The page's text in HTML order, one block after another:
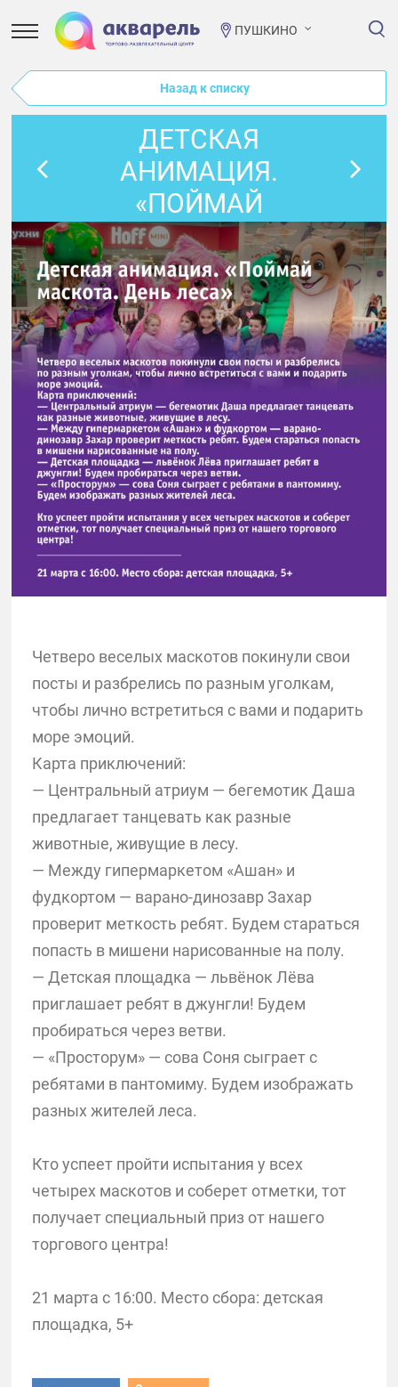
ПУШКИНО
Назад к списку
ДЕТСКАЯ
АНИМАЦИЯ.
«ПОЙМАЙ
МАСКОТА. ДЕНЬ
ЛЕСА»
Четверо веселых маскотов покинули свои
посты и разбрелись по разным уголкам,
чтобы лично встретиться с вами и подарить
море эмоций.
Карта приключений:
— Центральный атриум — бегемотик Даша
предлагает танцевать как разные
животные, живущие в лесу.
— Между гипермаркетом «Ашан» и
фудкортом — варано-динозавр Захар
проверит меткость ребят. Будем стараться
попасть в мишени нарисованные на полу.
— Детская площадка — львёнок Лёва
приглашает ребят в джунгли! Будем
пробираться через ветви.
— «Просторум» — сова Соня сыграет с
ребятами в пантомиму. Будем изображать
разных жителей леса.
Кто успеет пройти испытания у всех
четырех маскотов и соберет отметки, тот
получает специальный приз от нашего
торгового центра!
21 марта с 16:00. Место сбора: детская
площадка, 5+